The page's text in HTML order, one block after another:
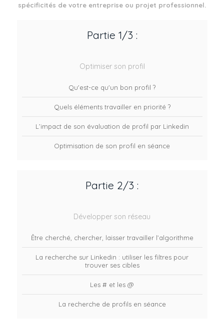
spécificités de votre entreprise ou projet professionnel.
Partie 1/3 :
Optimiser son profil
Qu'est-ce qu'un bon profil ?
Quels éléments travailler en priorité ?
L’impact de son évaluation de profil par Linkedin
Optimisation de son profil en séance
Partie 2/3 :
Développer son réseau
Être cherché, chercher, laisser travailler l’algorithme
La recherche sur Linkedin : utiliser les filtres pour
trouver ses cibles
Les # et les @
La recherche de profils en séance